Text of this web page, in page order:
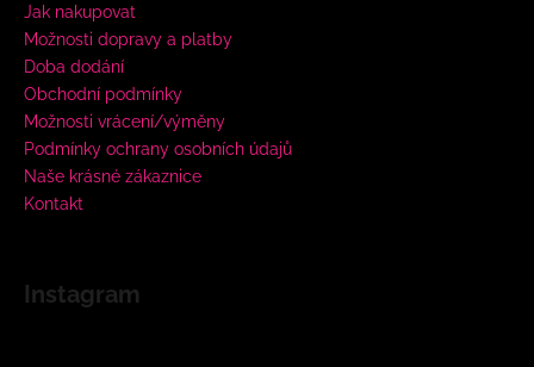
Jak nakupovat
Možnosti dopravy a platby
Doba dodání
Obchodní podmínky
Možnosti vrácení/výměny
Podmínky ochrany osobních údajů
Naše krásné zákaznice
Kontakt
Instagram